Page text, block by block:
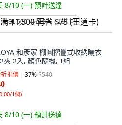
8/10 (一) 預計送達
满 $1,500 再省 $75 (王道卡)
和彥家 橢圓摺疊式收納曬衣
夾 2入, 顏色隨機, 1組
扣價 37%$540
1個)
8/10 (一) 預計送達